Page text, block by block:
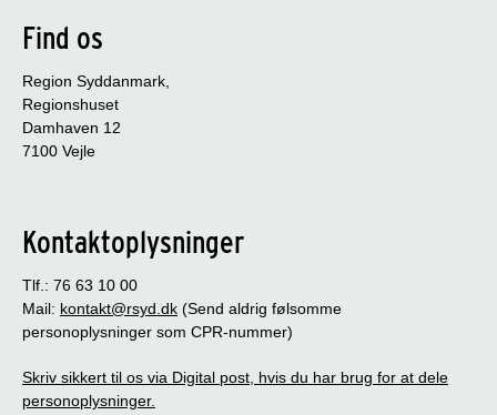
Find os
Region Syddanmark,
Regionshuset
Damhaven 12
7100 Vejle
Kontaktoplysninger
Tlf.: 76 63 10 00
Mail: kontakt@rsyd.dk (Send aldrig følsomme
personoplysninger som CPR-nummer)
Skriv sikkert til os via Digital post, hvis du har brug for at dele
personoplysninger.